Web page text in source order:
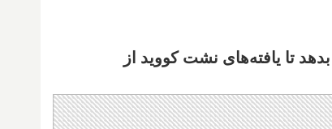
تا یافته‌های نشت کووید از